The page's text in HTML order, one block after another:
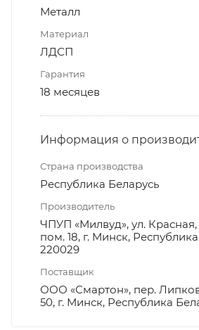
Металл
Материал
ЛДСП
Гарантия
18 месяцев
Информация о
Страна производства
Республика Беларусь
Производитель
ЧПУП «Милвуд», ул. Красная,
пом. 18, г. Минск,
220029
Поставщик
ООО «Смартон», пер.
50, г. Минск, Республика